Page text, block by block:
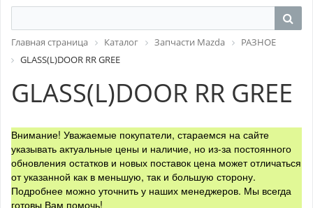
Главная страница Каталог Запчасти Mazda
РАЗНОЕ
GLASS(L)DOOR RR GREE
GLASS(L)DOOR RR GREE
Внимание! Уважаемые покупатели, стараемся на сайте
указывать актуальные цены и наличие, но из-за постоянного
обновления остатков и новых поставок цена может отличаться
от указанной как в меньшую, так и большую сторону.
Подробнее можно уточнить у наших менеджеров. Мы всегда
готовы Вам помочь!